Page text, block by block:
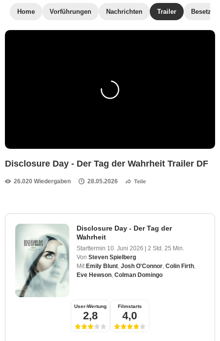
Home Vorführungen Nachrichten Trailer
Disclosure Day - Der Tag der Wahrheit Trailer DF
26.020 Wiedergaben 28.05.2026 Teile
Disclosure Day - Der Tag der
Wahrheit
Starttermin 10. Juni 2026 | 2 Std. 25 Min.
Von Steven Spielberg
Mit Emily Blunt Josh O'Connor Colin Firth
Eve Hewson Colman Domingo
User-Wertung
2,8
Filmstarts
4,0